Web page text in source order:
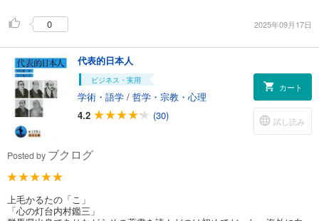
0 2025年09月17日
代表的日本人
ビジネス・実用
学術・語学 / 哲学・宗教・心理
4.2
(30)
カート
試し読み
Posted by ブクログ
上毛かるたの「こ」
「心の灯台内村鑑三」